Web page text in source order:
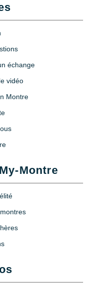
échange
vidéo
Montre
Montre